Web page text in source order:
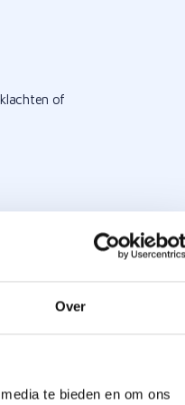
Over
te bieden en om ons
of